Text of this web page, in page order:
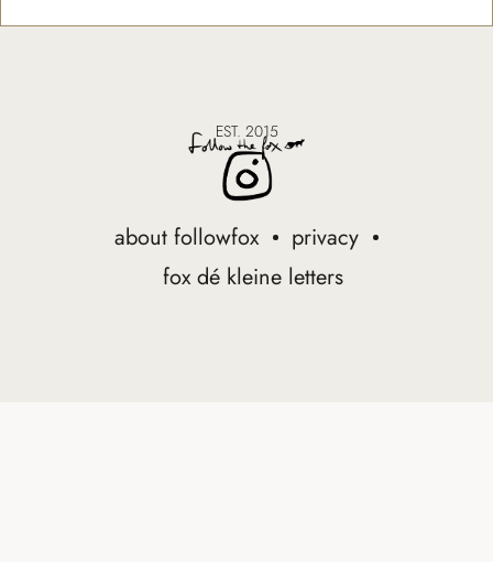
EST. 2015
about followfox
privacy
fox dé kleine letters